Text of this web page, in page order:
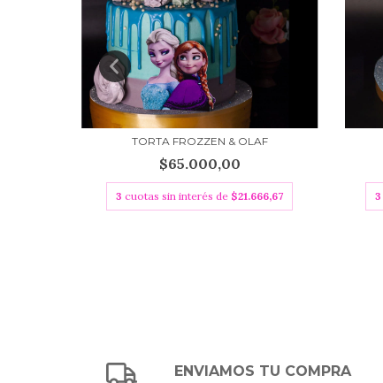
TORTA FROZZEN & OLAF
$65.000,00
3 cuotas sin interés de $21.666,67 3
ENVIAMOS TU COMPRA